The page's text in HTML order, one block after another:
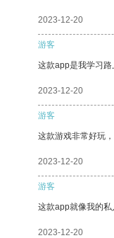
2023-12-20
游客
这款app是我学习路
2023-12-20
游客
这款游戏非常好玩
2023-12-20
游客
这款app就像我的私
2023-12-20